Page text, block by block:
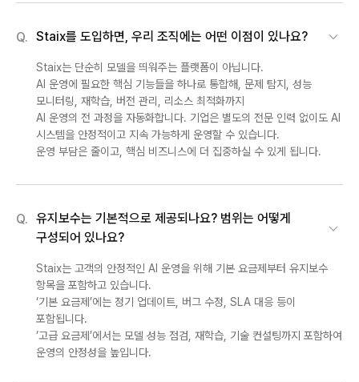
Q. Staix를 도입하면, 우리 조직에는 어떤 이점이 있나요?
Staix는 단순히 모델을 띄워주는 플랫폼이 아닙니다.
AI 운영에 필요한 핵심 기능들을 하나로 통합해, 문제 탐지, 성능
모니터링, 재학습, 버전 관리, 리소스 최적화까지
AI 운영의 전 과정을 자동화합니다. 기업은 별도의 전문 인력 없이도 AI
시스템을 안정적이고 지속 가능하게 운영할 수 있습니다.
운영 부담은 줄이고, 핵심 비즈니스에 더 집중하실 수 있게 됩니다.
Q. 유지보수는 기본적으로 제공되나요? 범위는 어떻게
구성되어 있나요?
Staix는 고객의 안정적인 AI 운영을 위해 기본 요금제부터 유지보수
항목을 포함하고 있습니다.
‘기본 요금제’에는 정기 업데이트, 버그 수정, SLA 대응 등이
포함됩니다.
’고급 요금제’에서는 모델 성능 점검, 재학습, 기술 컨설팅까지 포함하여
운영의 안정성을 높입니다.